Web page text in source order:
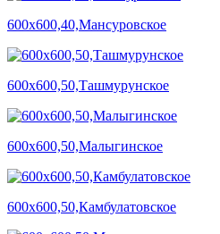
600х600,40,Мансуровское
600х600,50,Ташмурунское
600х600,50,Малыгинское
600х600,50,Камбулатовское